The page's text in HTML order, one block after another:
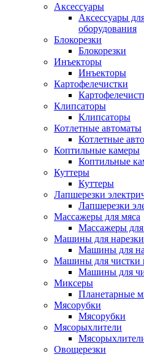
Аксессуары
Аксессуары
оборудования
Блокорезки
Блокорезки
Инъекторы
Инъекторы
Картофелечистки
Клипсаторы
Клипсаторы
Котлетные автоматы
Котлетные
Коптильные камеры
Коптильные
Куттеры
Куттеры
Лапшерезки
Лапшерезки
Массажеры для мяса
Массажеры для
Машины для нарезки
Машины для
Машины для чистки
Машины для
Миксеры
Планетарные
Мясорубки
Мясорубки
Мясорыхлители
Овощерезки